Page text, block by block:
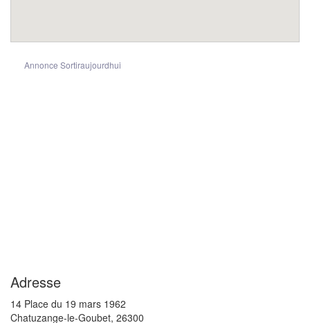
Annonce Sortiraujourdhui
Adresse
14 Place du 19 mars 1962
Chatuzange-le-Goubet, 26300